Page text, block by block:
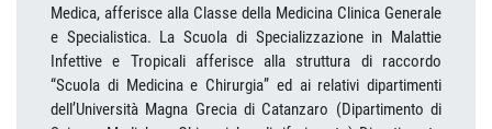
Medica, afferisce alla Classe della Medicina Clinica Generale
e Specialistica. La Scuola di Specializzazione in Malattie
Infettive e Tropicali afferisce alla struttura di raccordo
“Scuola di Medicina e Chirurgia” ed ai relativi dipartimenti
dell’Università Magna Grecia di Catanzaro (Dipartimento di